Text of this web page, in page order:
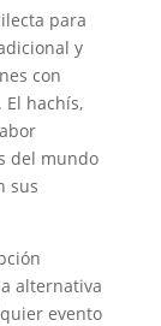
para
y
con
hachís,
del mundo
sus
alternativa
evento